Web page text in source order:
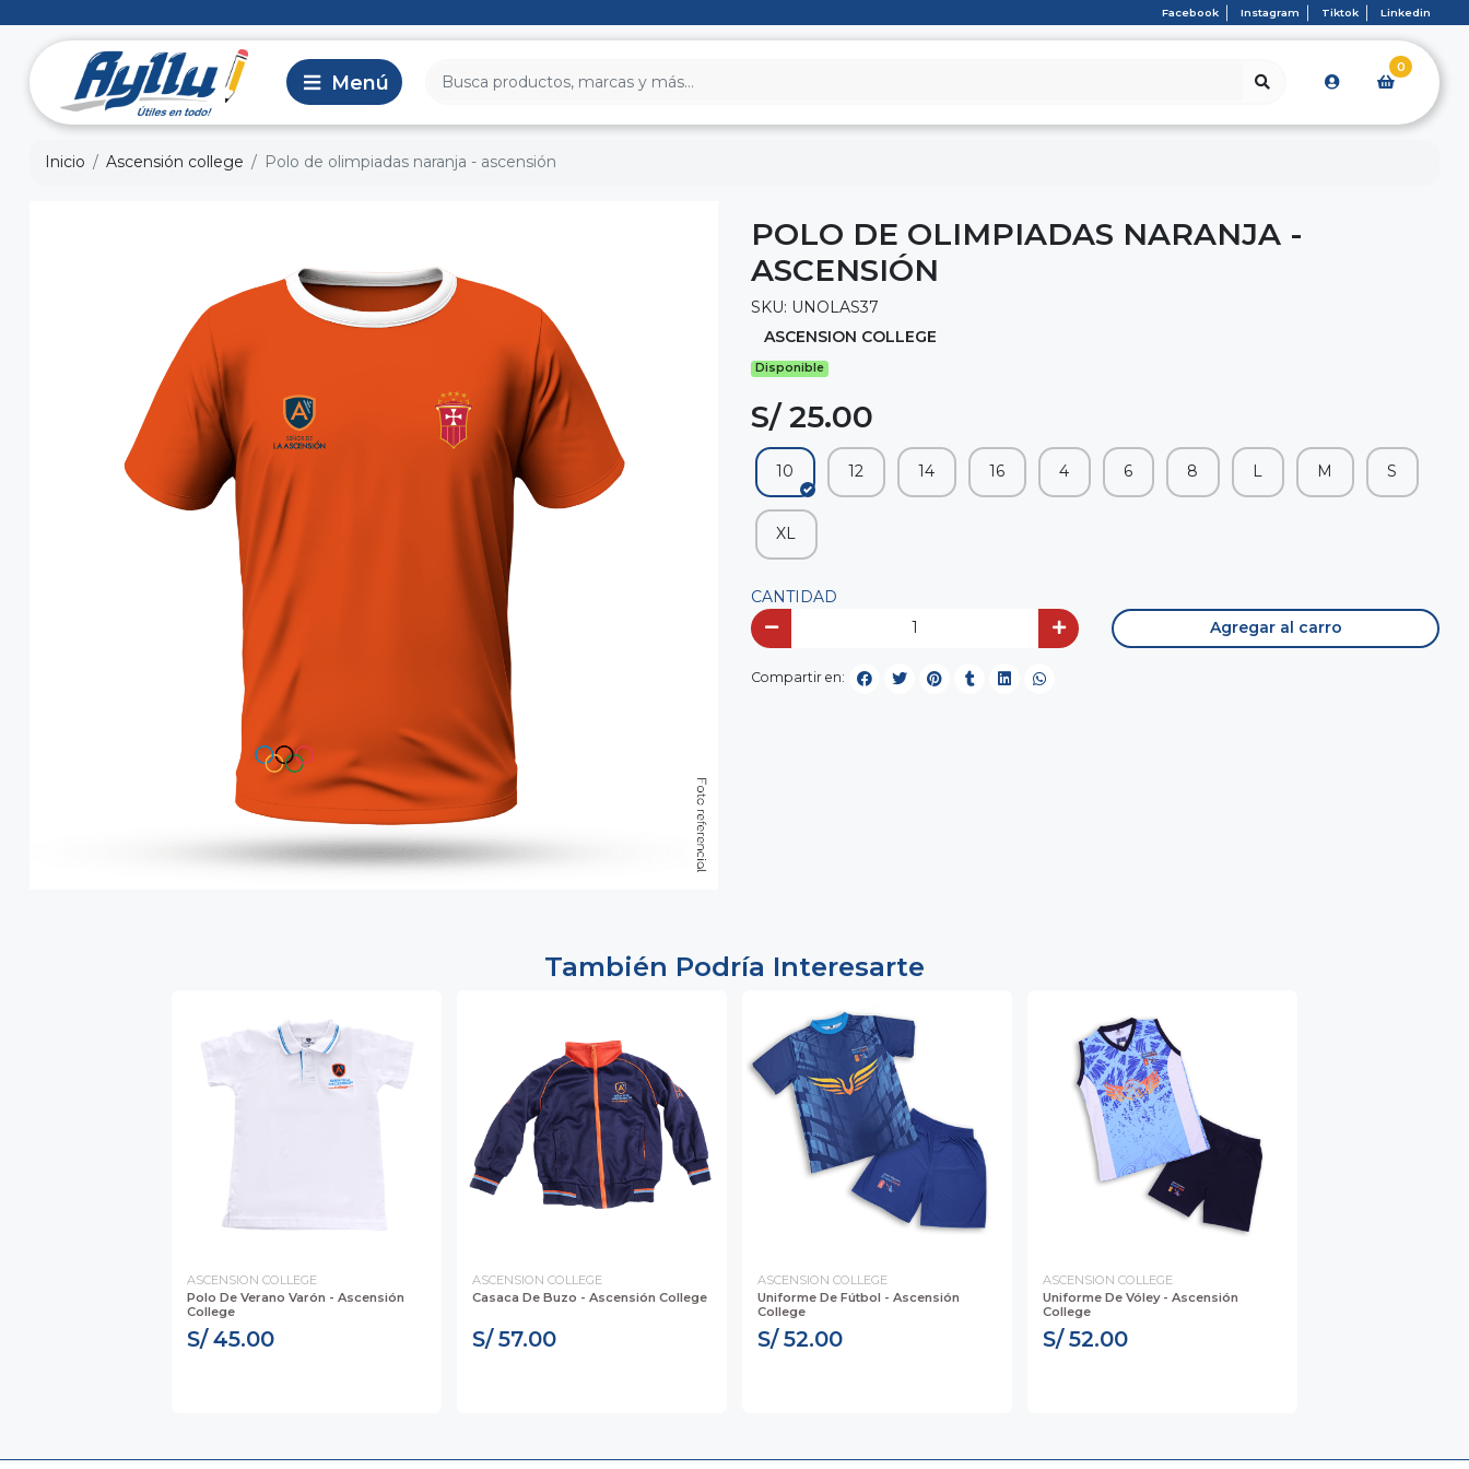
Facebook Instagram Tiktok Linkedin
0
Inicio Ascensión college Polo de olimpiadas naranja - ascensión
POLO DE OLIMPIADAS NARANJA -
ASCENSIÓN
SKU: UNOLAS37
ASCENSION COLLEGE
Disponible
S/ 25.00
10 12 14 16 4 6 8 L M S
XL
CANTIDAD
Agregar al carro
Compartir en:
También Podría Interesarte
ASCENSION COLLEGE
Polo De Verano Varón - Ascensión
College
S/ 45.00
ASCENSION COLLEGE
Casaca De Buzo - Ascensión College
S/ 57.00
ASCENSION COLLEGE
Uniforme De Fútbol - Ascensión
College
S/ 52.00
ASCENSION COLLEGE
Uniforme De Vóley - Ascensión
College
S/ 52.00